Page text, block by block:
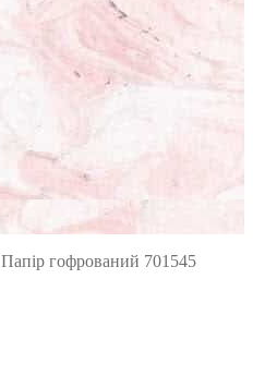
Папір гофрований 701545